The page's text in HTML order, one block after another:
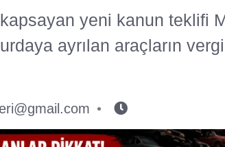
yeni kanun teklifi
ayrılan araçların